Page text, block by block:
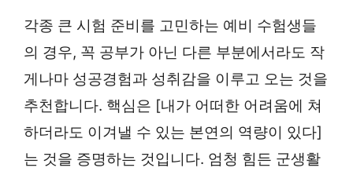
각종 큰 시험 준비를 고민하는 예비 수험생들
의 경우, 꼭 공부가 아닌 다른 부분에서라도 작
게나마 성공경험과 성취감을 이루고 오는 것을
추천합니다. 핵심은 [내가 어떠한 어려움에 쳐
하더라도 이겨낼 수 있는 본연의 역량이 있다]
는 것을 증명하는 것입니다. 엄청 힘든 군생활